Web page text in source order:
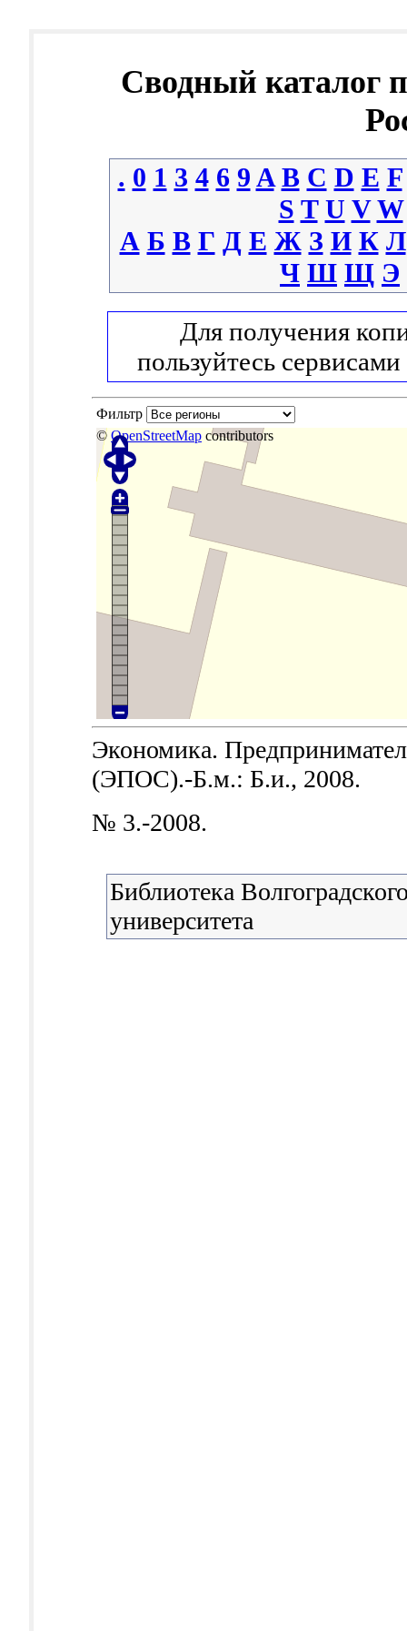
Сводный каталог
. 0 1 3 4 6 9 A B C D E F
S T U V W
А Б В Г Д Е Ж З И К Л
Ч Ш Щ Э
Для получения
пользуйтесь сервисами
Фильтр
© OpenStreetMap contributors
Экономика.
(ЭПОС).-Б.м.: Б.и., 2008.
№ 3.-2008.
Библиотека
университета